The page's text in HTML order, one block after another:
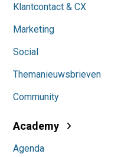
Klantcontact & CX
Marketing
Social
Themanieuwsbrieven
Community
Academy
Agenda